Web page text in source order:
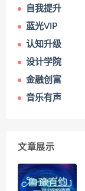
自我提升
蓝光VIP
认知升级
设计学院
金融创富
音乐有声
文章展示